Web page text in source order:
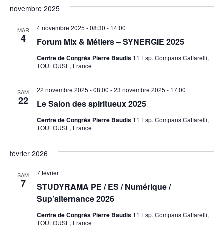
novembre 2025
MAR
4 Forum Mix & Métiers – SYNERGIE 2025
4 novembre 2025 - 08:30 - 14:00
Centre de Congrès Pierre Baudis 11 Esp. Compans Caffarelli,
TOULOUSE, France
SAM
22 Le Salon des spiritueux 2025
22 novembre 2025 - 08:00 -23 novembre 2025 - 17:00
Centre de Congrès Pierre Baudis 11 Esp. Compans Caffarelli,
TOULOUSE, France
février 2026
SAM
7
STUDYRAMA PE / ES / Numérique /
Sup’alternance 2026
7 février
Centre de Congrès Pierre Baudis 11 Esp. Compans Caffarelli,
TOULOUSE, France